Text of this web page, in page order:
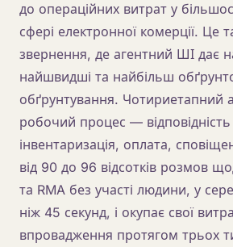
до операційних витрат у
сфері електронної комерції. Це
звернення, де агентний ШІ дає
найшвидші та найбільш
обґрунтування. Чотириетапний
робочий процес —
інвентаризація, оплата,
від 90 до 96 відсотків розмов
та RMA без участі людини, у
ніж 45 секунд, і окупає свої
впровадження протягом трьох